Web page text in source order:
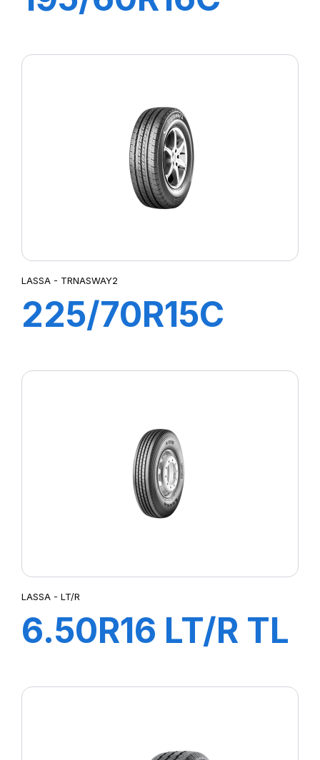
LASSA - TRNASWAY2
225/70R15C
LASSA - LT/R
6.50R16 LT/R TL